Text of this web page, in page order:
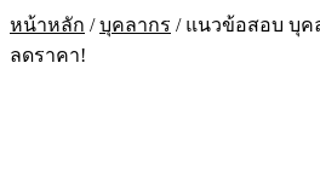
หน้าหลัก /บุคลากร / แนวข้อสอบ บุค
ลดราคา!